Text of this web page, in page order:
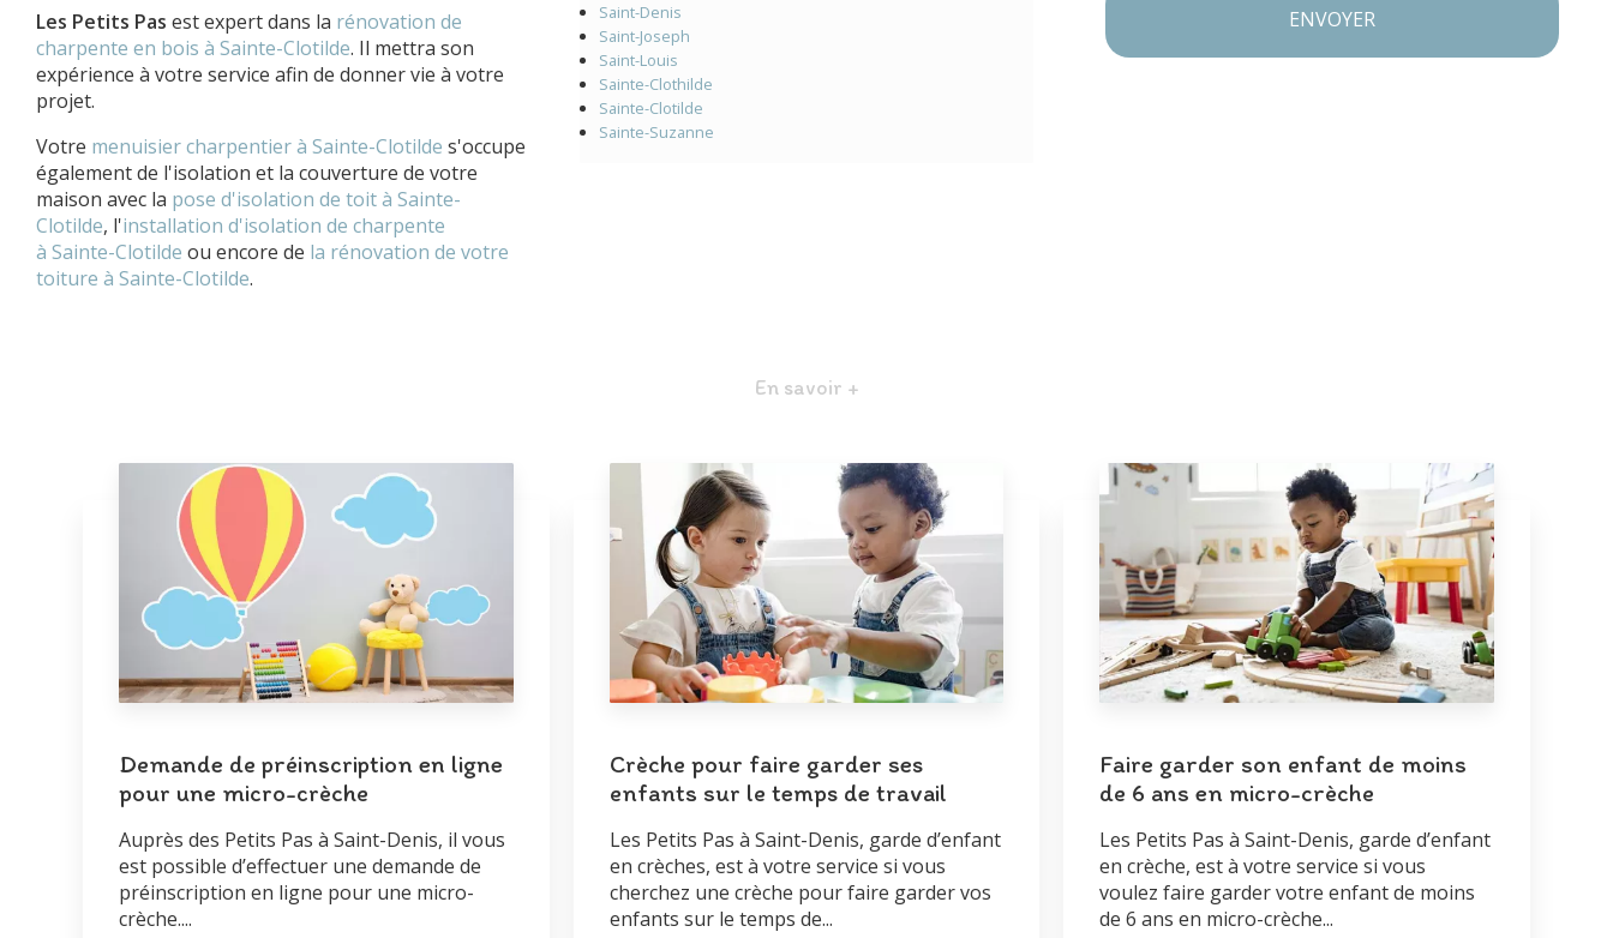
Les Petits Pas est expert dans la rénovation de
charpente en bois à Sainte-Clotilde. Il mettra son
expérience à votre service afin de donner vie à votre
projet.
Votre menuisier charpentier à Sainte-Clotilde s'occupe
également de l'isolation et la couverture de votre
maison avec la pose d'isolation de toit à Sainte-
Clotilde, l'installation d'isolation de charpente
à Sainte-Clotilde ou encore de la rénovation de votre
toiture à Sainte-Clotilde.
Saint-Denis
Saint-Joseph
Saint-Louis
Sainte-Clothilde
Sainte-Clotilde
Sainte-Suzanne
En savoir +
Demande de préinscription en ligne
pour une micro-crèche
Auprès des Petits Pas à Saint-Denis, il vous
est possible d’effectuer une demande de
préinscription en ligne pour une micro-
crèche....
Crèche pour faire garder ses
enfants sur le temps de travail
Les Petits Pas à Saint-Denis, garde d’enfant
en crèches, est à votre service si vous
cherchez une crèche pour faire garder vos
enfants sur le temps de...
Faire garder son enfant de moins
de 6 ans en micro-crèche
Les Petits Pas à Saint-Denis, garde d’enfant
en crèche, est à votre service si vous
voulez faire garder votre enfant de moins
de 6 ans en micro-crèche...